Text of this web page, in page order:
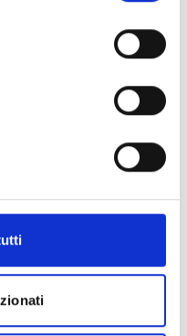
o Paesi associati
45.000.000 Euro
Euro e 9.000.000